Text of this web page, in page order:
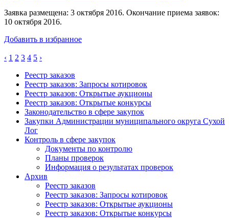
Заявка размещена: 3 октября 2016. Окончание приема заявок:
10 октября 2016.
Добавить в избранное
‹ 1 2 3 4 5 ›
Реестр заказов
Реестр заказов: Запросы котировок
Реестр заказов: Открытые аукционы
Реестр заказов: Открытые конкурсы
Законодательство в сфере закупок
Закупки Администрации муниципального округа Сухой
Лог
Контроль в сфере закупок
Документы по контролю
Планы проверок
Информация о результатах проверок
Архив
Реестр заказов
Реестр заказов: Запросы котировок
Реестр заказов: Открытые аукционы
Реестр заказов: Открытые конкурсы